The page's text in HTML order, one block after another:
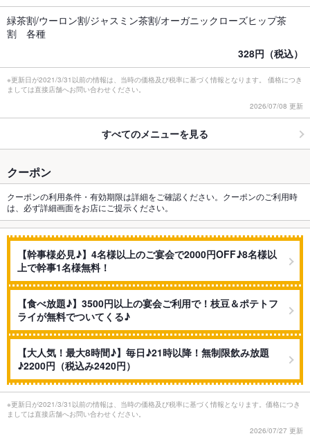
緑茶割/ウーロン割/ジャスミン茶割/オーガニックローズヒップ茶
割 各種
328円（税込）
※更新日が2021/3/31以前の情報は、当時の価格及び税率に基づく情報となります。 価格につき
ましては直接店舗へお問い合わせください。
2026/07/08 更新
すべてのメニューを見る
クーポン
クーポンの利用条件・有効期限は詳細をご確認ください。クーポンのご利用時
は、必ず詳細画面をお店にご提示ください。
【幹事様必見♪】4名様以上のご宴会で2000円OFF♪8名様以
上で幹事1名様無料！
【食べ放題♪】3500円以上の宴会ご利用で！枝豆＆ポテトフ
ライが無料でついてくる♪
【大人気！最大8時間♪】毎日♪21時以降！無制限飲み放題
♪2200円（税込み2420円）
※更新日が2021/3/31以前の情報は、当時の価格及び税率に基づく情報となります。価格につき
ましては直接店舗へお問い合わせください。
2026/07/27 更新